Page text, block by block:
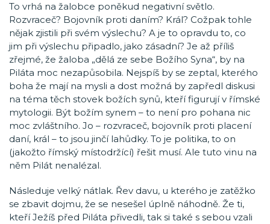
To vrhá na žalobce poněkud negativní světlo.
Rozvraceč? Bojovník proti daním? Král? Cožpak tohle
nějak zjistili při svém výslechu? A je to opravdu to, co
jim při výslechu připadlo, jako zásadní? Je až příliš
zřejmé, že žaloba „dělá ze sebe Božího Syna“, by na
Piláta moc nezapůsobila. Nejspíš by se zeptal, kterého
boha že mají na mysli a dost možná by zapředl diskusi
na téma těch stovek božích synů, kteří figurují v římské
mytologii. Být božím synem – to není pro pohana nic
moc zvláštního. Jo – rozvraceč, bojovník proti placení
daní, král – to jsou jinčí lahůdky. To je politika, to on
(jakožto římský místodržící) řešit musí. Ale tuto vinu na
něm Pilát nenalézal.
Následuje velký nátlak. Řev davu, u kterého je zatěžko
se zbavit dojmu, že se nesešel úplně náhodně. Že ti,
kteří Ježíš před Piláta přivedli, tak si také s sebou vzali